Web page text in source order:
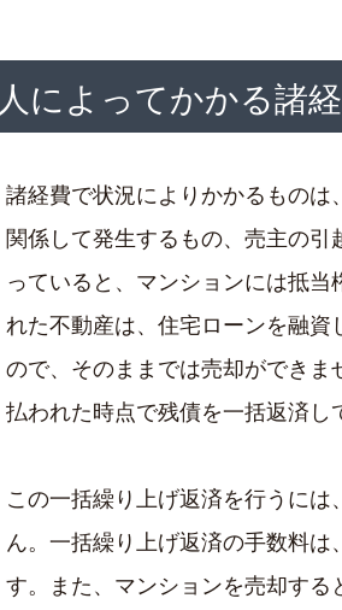
人によってかかる諸
諸経費で状況によりかかるもの
関係して発生するもの、売主の
っていると、マンションには抵
れた不動産は、住宅ローンを融
ので、そのままでは売却ができ
払われた時点で残債を一括返済し
この一括繰り上げ返済を行うに
ん。一括繰り上げ返済の手数料
す。また、マンションを売却す